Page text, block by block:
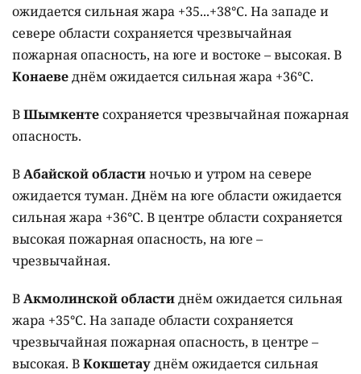
ожидается сильная жара +35...+38°C. На западе и
севере области сохраняется чрезвычайная
пожарная опасность, на юге и востоке – высокая. В
Конаеведнём ожидается сильная жара +36°C.
ВШымкентесохраняется чрезвычайная пожарная
опасность.
ВАбайской областиночью и утром на севере
ожидается туман. Днём на юге области ожидается
сильная жара +36°C. В центре области сохраняется
высокая пожарная опасность, на юге –
чрезвычайная.
ВАкмолинской областиднём ожидается сильная
жара +35°C. На западе области сохраняется
чрезвычайная пожарная опасность, в центре –
высокая. ВКокшетауднём ожидается сильная